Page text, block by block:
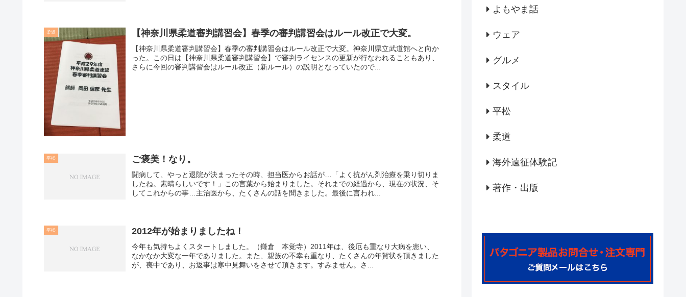
柔道 【神奈川県柔道審判講習会】春季の審判講習会はルール改正で大変。
【神奈川県柔道審判講習会】春季の審判講習会はルール改正で大変。神奈川県立武道館へと向か
った。この日は【神奈川県柔道審判講習会】で審判ライセンスの更新が行なわれることもあり、
さらに今回の審判講習会はルール改正（新ルール）の説明となっていたので...
平松 ご褒美！なり。
闘病して、やっと退院が決まったその時、担当医からお話が…「よく抗がん剤治療を乗り切りま
したね。素晴らしいです！」この言葉から始まりました。それまでの経過から、現在の状況、そ
してこれからの事…主治医から、たくさんの話を聞きました。最後に言われ...
平松 2012年が始まりましたね！
今年も気持ちよくスタートしました。（鎌倉 本覚寺）2011年は、後厄も重なり大病を患い、
なかなか大変な一年でありました。また、親族の不幸も重なり、たくさんの年賀状を頂きました
が、喪中であり、お返事は寒中見舞いをさせて頂きます。すみません。さ...
よもやま話
ウェア
グルメ
スタイル
平松
柔道
海外遠征体験記
著作・出版